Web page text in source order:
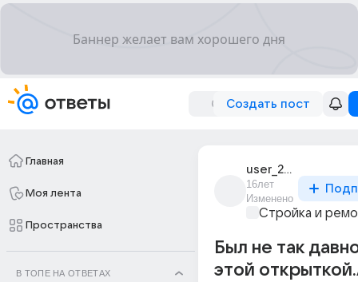
Создать пост
Главная
Моя лента
Пространства
В ТОПЕ НА ОТВЕТАХ
user_21040400
16лет
Изменено
Стройка и
Был не так
этой